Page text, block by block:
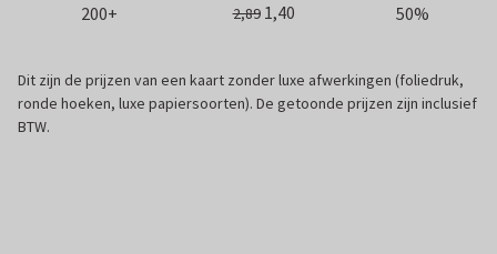
200+
2,89 1,40 50%
Dit zijn de prijzen van een kaart zonder luxe afwerkingen (foliedruk,
ronde hoeken, luxe papiersoorten). De getoonde prijzen zijn inclusief
BTW.